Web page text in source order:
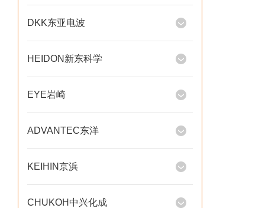
DKK东亚电波
HEIDON新东科学
EYE岩崎
ADVANTEC东洋
KEIHIN京浜
CHUKOH中兴化成